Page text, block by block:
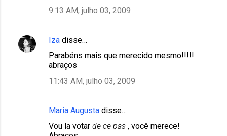
9:13 AM, julho 03, 2009
Iza disse…
Parabéns mais que merecido mesmo!!!!!
abraços
11:43 AM, julho 03, 2009
Maria Augusta disse…
Vou la votar de ce pas , você merece!